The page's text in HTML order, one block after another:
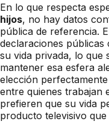
En lo que respecta
hijos, no hay datos
pública de referencia.
declaraciones públicas
su vida privada, lo que
mantener esa esfera
elección
entre quienes trabajan
prefieren que su vida
producto televisivo